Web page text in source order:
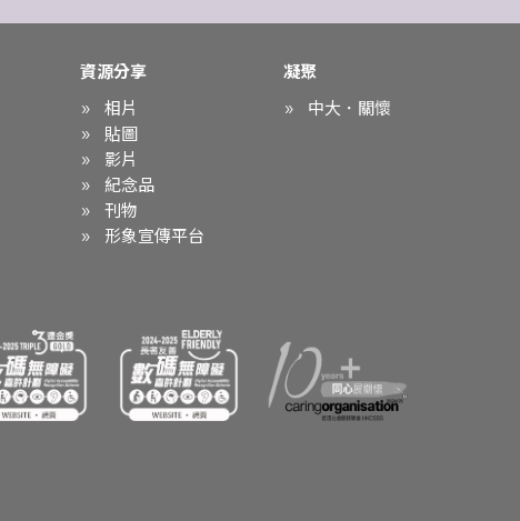
資源分享
相片
貼圖
影片
紀念品
刊物
形象宣傳平台
凝聚
中大．關懷